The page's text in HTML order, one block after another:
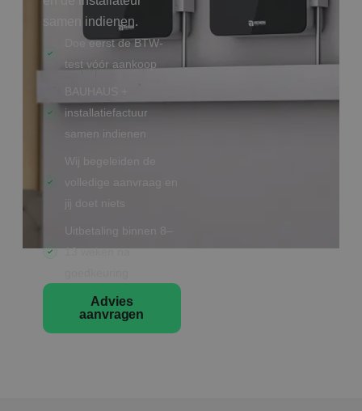
samen indienen.
Doe eerst de BTW-
test vóór aankoop
installatiefactuur
samen indienen
Wij begeleiden de
Uitbetaling binnen 8–
13 weken na
Advies
aanvragen